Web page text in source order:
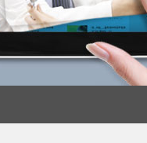
슈
셀렉